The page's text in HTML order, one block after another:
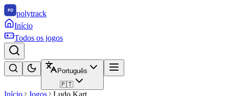
polytrack
Início
Todos os jogos
Português
🇵🇹
Início Jogos Ludo Kart